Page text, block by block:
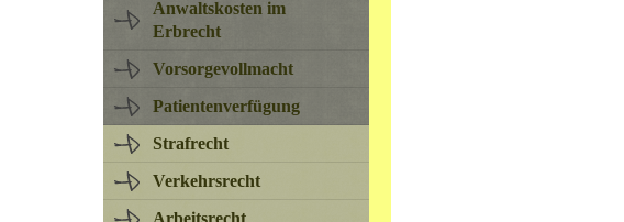
Anwaltskosten im
Erbrecht
Vorsorgevollmacht
Patientenverfügung
Strafrecht
Verkehrsrecht